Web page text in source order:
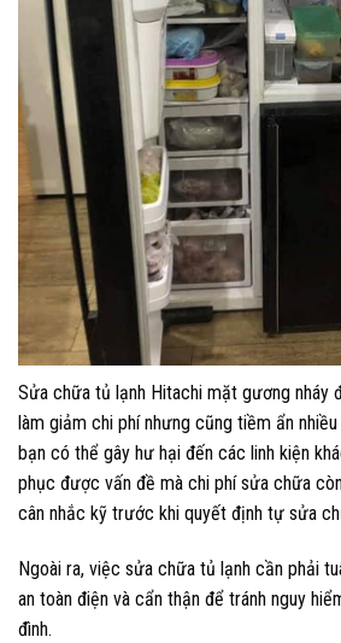
Sửa chữa tủ lạnh Hitachi mặt gương nháy
làm giảm chi phí nhưng cũng tiềm ẩn
bạn có thể gây hư hại đến các linh kiện
phục được vấn đề mà chi phí sửa chữa
cân nhắc kỹ trước khi quyết định tự sửa
Ngoài ra, việc sửa chữa tủ lạnh cần phải
an toàn điện và cẩn thận để tránh nguy
đình.